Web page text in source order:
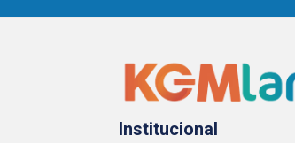
Institucional